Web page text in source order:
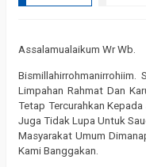
Assalamualaikum Wr Wb.
Bismillahirrohmanirrohiim.
Limpahan Rahmat Dan
Tetap Tercurahkan
Juga Tidak Lupa Untuk
Masyarakat Umum
Kami Banggakan.